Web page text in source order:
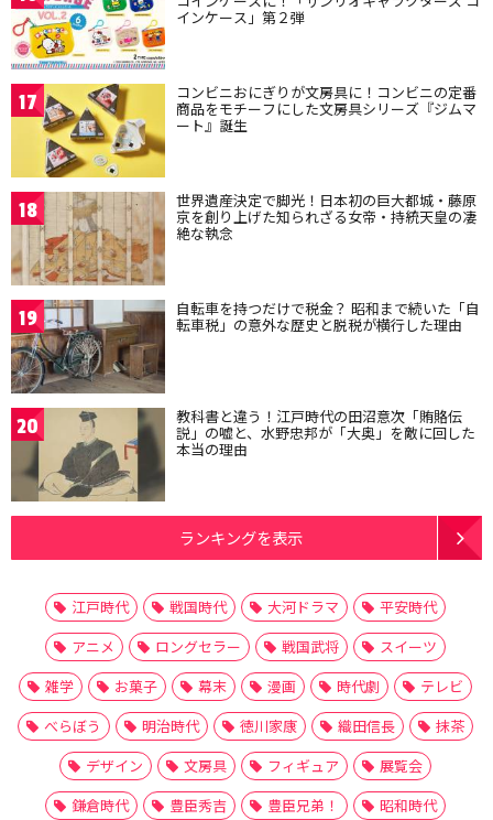
インケース」第２弾
17 コンビニおにぎりが文房具に！コンビニの定番
商品をモチーフにした文房具シリーズ『ジムマ
ート』誕生
18 世界遺産決定で脚光！日本初の巨大都城・藤原
京を創り上げた知られざる女帝・持統天皇の凄
絶な執念
19 自転車を持つだけで税金？ 昭和まで続いた「自
転車税」の意外な歴史と脱税が横行した理由
20 教科書と違う！江戸時代の田沼意次「賄賂伝
説」の嘘と、水野忠邦が「大奥」を敵に回した
本当の理由
ランキングを表示
江戸時代 戦国時代 大河ドラマ
平安時代
アニメ
ロングセラー 戦国武将
スイーツ
雑学
お菓子 幕末 漫画 時代劇
テレビ
べらぼう
明治時代 徳川家康 織田信長
抹茶
デザイン
文房具 フィギュア
展覧会
鎌倉時代
豊臣秀吉 豊臣兄弟！
昭和時代